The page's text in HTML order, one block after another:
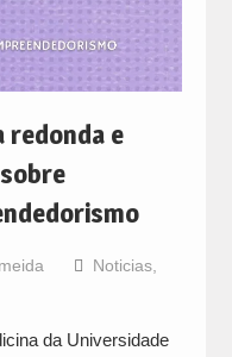
redonda e
Noticias,
da Universidade